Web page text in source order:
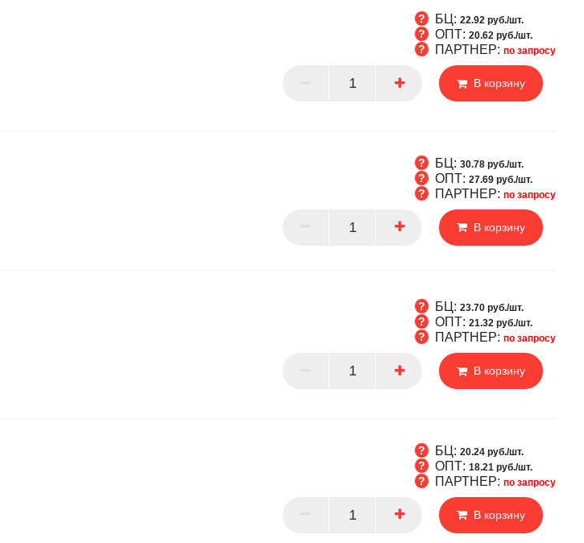
БЦ: 22.92 руб./шт.
ОПТ: 20.62 руб./шт.
ПАРТНЕР: по запросу
В корзину
БЦ: 30.78 руб./шт.
ОПТ: 27.69 руб./шт.
ПАРТНЕР: по запросу
В корзину
БЦ: 23.70 руб./шт.
ОПТ: 21.32 руб./шт.
ПАРТНЕР: по запросу
В корзину
БЦ: 20.24 руб./шт.
ОПТ: 18.21 руб./шт.
ПАРТНЕР: по запросу
В корзину